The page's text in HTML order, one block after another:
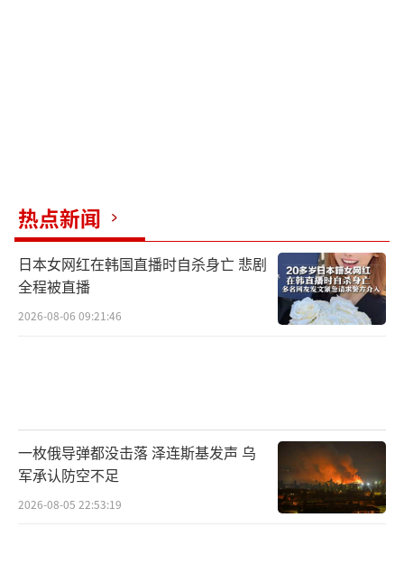
避开强对流时段出行。后天局地降雨较强，公
众出行需留意道路积水情况，确保交通安全；
高温时段也需做好防暑降温措施。（责任编辑：卢其
热点新闻
日本女网红在韩国直播时自杀身亡 悲剧
全程被直播
2026-08-06 09:21:46
一枚俄导弹都没击落 泽连斯基发声 乌
军承认防空不足
2026-08-05 22:53:19